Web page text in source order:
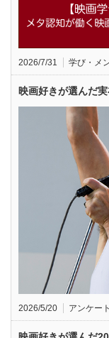
2026/7/31 学び・メ
映画好きが選んだ
2026/5/20 アンケー